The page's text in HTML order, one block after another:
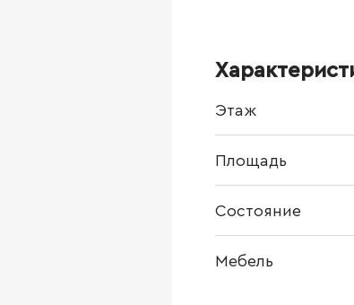
Этаж
Площадь
Состояние
Мебель